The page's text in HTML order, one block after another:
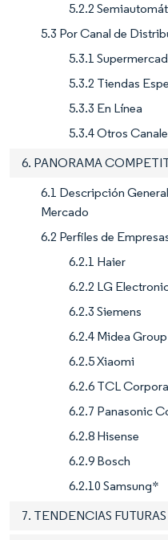
5.2.2
5.3 Por Canal de
5.3.1
5.3.2 Tiendas
5.3.3 En Línea
5.3.4 Otros
6. PANORAMA
6.1 Descripción
Mercado
6.2 Perfiles de
6.2.1 Haier
6.2.2 LG
6.2.3 Siemens
6.2.4 Midea Group
6.2.5 Xiaomi
6.2.6 TCL
6.2.7 Panasonic
6.2.8 Hisense
6.2.9 Bosch
6.2.10 Samsung*
7. TENDENCIAS